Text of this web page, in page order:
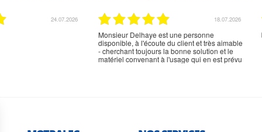
02.07.2026 02.07.2026
rien à signaler, très content